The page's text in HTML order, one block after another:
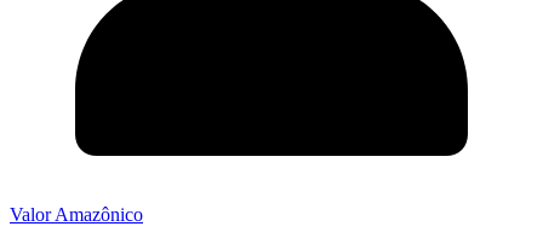
Valor Amazônico